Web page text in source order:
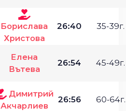
Борислава
Христова
26:40 35-39г.
Елена
Вътева
26:54 45-49г.
Димитрий
Акчарлиев
26:56 60-64г.